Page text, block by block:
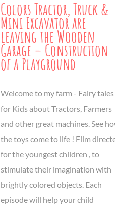
Colors Tractor, Truck &
Mini Excavator are
leaving the Wooden
Garage – Construction
of a Playground
Welcome to my farm - Fairy tales
for Kids about Tractors, Farmers
and other great machines. See
the toys come to life ! Film
for the youngest children , to
stimulate their imagination with
brightly colored objects. Each
episode will help your child